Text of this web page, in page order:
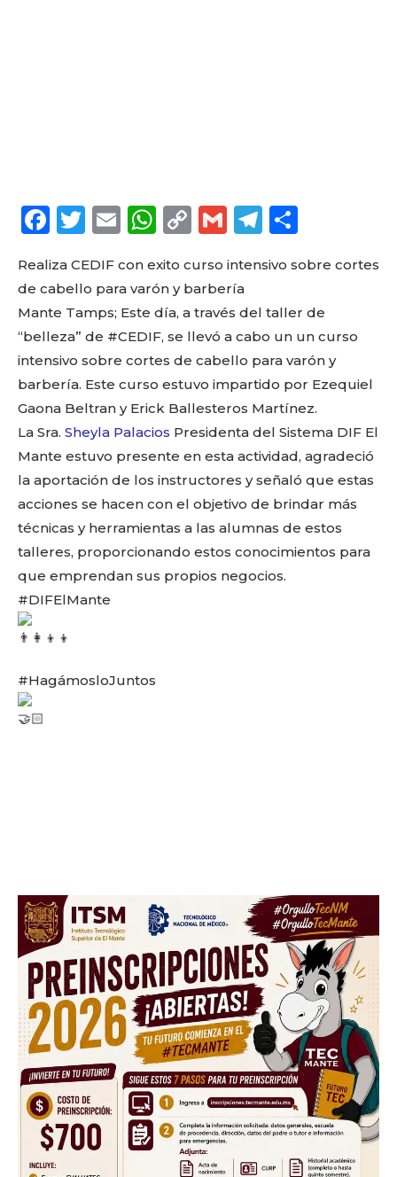
Facebook
Twitter
EmailWhatsApp
Copy
Link
Gmail
Telegram
Don't miss
F
c
e
b
o
o
k
T
it
te
r
E
ai
l
W
a
ts
A
p
p
C
p
y
Li
n
k
G
ai
l
T
e
g
ra
m
m
p
a
rt
ir
Realiza CEDIF con exito curso intensivo sobre cortes
de cabello para varón y barbería
Mante Tamps; Este día, a través del taller de
“belleza” de #CEDIF, se llevó a cabo un un curso
intensivo sobre cortes de cabello para varón y
barbería. Este curso estuvo impartido por Ezequiel
Gaona Beltran y Erick Ballesteros Martínez.
La Sra. Sheyla Palacios Presidenta del Sistema DIF El
Mante estuvo presente en esta actividad, agradeció
la aportación de los instructores y señaló que estas
acciones se hacen con el objetivo de brindar más
técnicas y herramientas a las alumnas de estos
talleres, proporcionando estos conocimientos para
que emprendan sus propios negocios.
#DIFElMante
#HagámosloJuntos